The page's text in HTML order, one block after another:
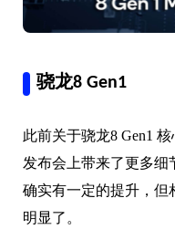
骁龙8 Gen1
此前关于骁龙8 Gen1
发布会上带来了更多细
确实有一定的提升，但
明显了。